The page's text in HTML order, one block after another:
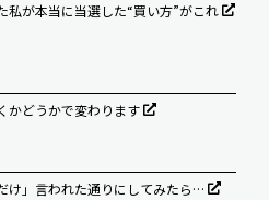
私が本当に当選した“買い方”がこれ
かどうかで変わります
け」言われた通りにしてみたら…